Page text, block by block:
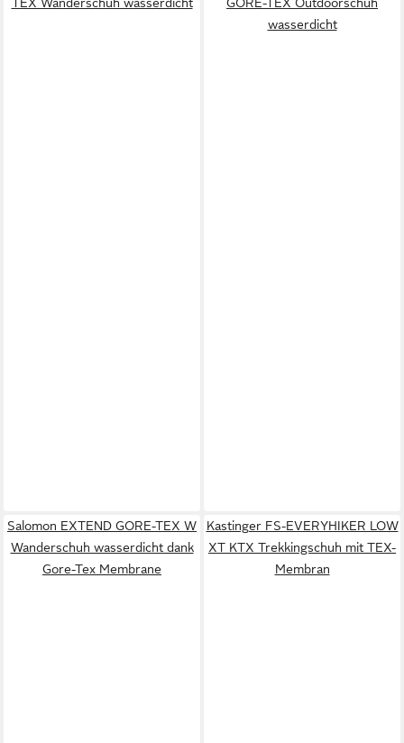
wasserdicht
Salomon EXTEND GORE-TEX W
Wanderschuh wasserdicht dank
Gore-Tex Membrane
Kastinger FS-EVERYHIKER LOW
XT KTX Trekkingschuh mit TEX-
Membran